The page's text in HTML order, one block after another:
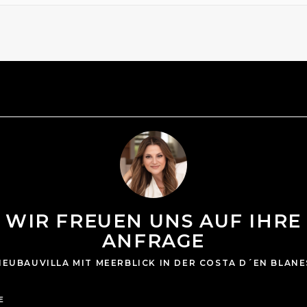
WIR FREUEN UNS AUF IHRE
ANFRAGE
MIT MEERBLICK IN DER COSTA D´EN